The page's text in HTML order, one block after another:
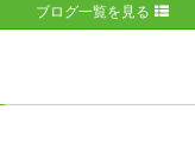
ブログ一覧を見る